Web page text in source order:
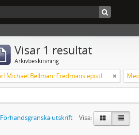
Visar 1 resultat
Arkivbeskrivning
Carl Michael Bellman: Fredmans epistlar [Nechers ex.]. Ep. 1-50
Förhandsgranska utskrift
Visa: